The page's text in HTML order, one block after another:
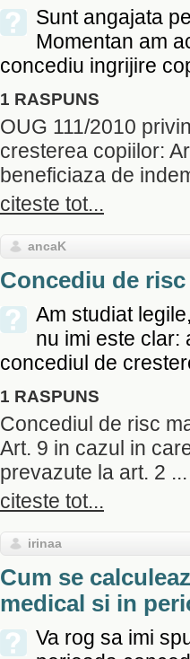
Sunt angajata
Momentan am
concediu ingrijire
1 RASPUNS
OUG 111/2010
cresterea copiilor:
beneficiaza de
citeste tot...
ancaK
Concediu de
Am studiat
nu imi este clar:
concediul de
1 RASPUNS
Concediul de risc
Art. 9 in cazul in
prevazute la art. 2 ...
citeste tot...
irinaa
Cum se
medical si in
Va rog sa imi